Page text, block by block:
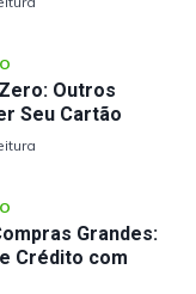
Outros
Seu Cartão
Grandes:
Crédito com